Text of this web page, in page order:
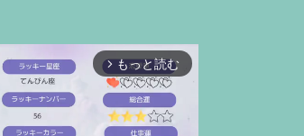
arrow_forward_ios もっと読む